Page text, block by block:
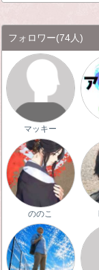
フォロワー(74人)
マッキー
ののこ